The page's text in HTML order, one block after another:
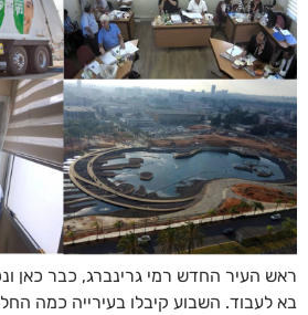
ראש העיר החדש רמי גרינברג, כבר כאן
בא לעבוד. השבוע קיבלו בעירייה כמה